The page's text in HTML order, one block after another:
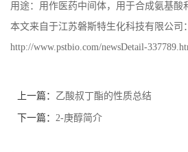
用途：用作医药中间体，用于合成氨基酸
本文来自于江苏磐斯特生化科技有限公司：
http://www.pstbio.com/newsDetail-
上一篇： 乙酸叔丁酯的性质总结
下一篇： 2-庚醇简介